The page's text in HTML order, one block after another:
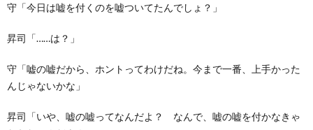
守「今日は嘘を付くのを嘘ついてたんでしょ？」
昇司「……は？」
守「嘘の嘘だから、ホントってわけだね。今まで一番、上手かった
んじゃないかな」
昇司「いや、嘘の嘘ってなんだよ？ なんで、嘘の嘘を付かなきゃ